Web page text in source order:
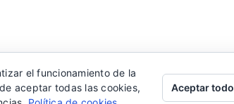
el funcionamiento de la
aceptar todas las cookies,
Aceptar todo